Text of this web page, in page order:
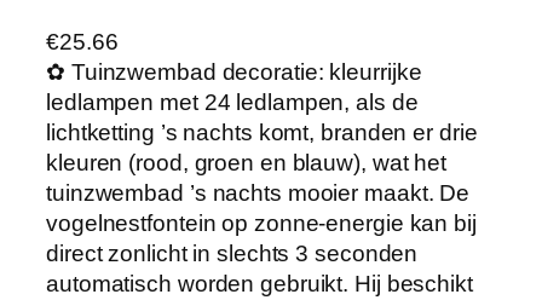
€25.66
✿ Tuinzwembad decoratie: kleurrijke
ledlampen met 24 ledlampen, als de
lichtketting ’s nachts komt, branden er drie
kleuren (rood, groen en blauw), wat het
tuinzwembad ’s nachts mooier maakt. De
vogelnestfontein op zonne-energie kan bij
direct zonlicht in slechts 3 seconden
automatisch worden gebruikt. Hij beschikt